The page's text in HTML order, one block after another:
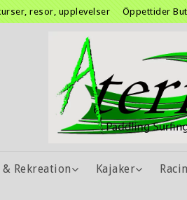
resor, upplevelser Öppettider
Rekreation Kajaker